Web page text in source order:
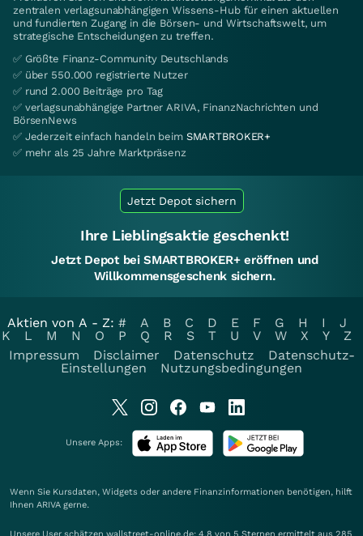
zentralen verlagsunabhängigen Wissens-Hub für einen aktuellen
und fundierten Zugang in die Börsen- und Wirtschaftswelt, um
strategische Entscheidungen zu treffen.
✅ Größte Finanz-Community Deutschlands
✅ über 550.000 registrierte Nutzer
✅ rund 2.000 Beiträge pro Tag
✅ verlagsunabhängige Partner ARIVA, FinanzNachrichten und
BörsenNews
✅ Jederzeit einfach handeln beim SMARTBROKER+
✅ mehr als 25 Jahre Marktpräsenz
Jetzt Depot sichern
Ihre Lieblingsaktie geschenkt!
Jetzt Depot bei SMARTBROKER+ eröffnen und
Willkommensgeschenk sichern.
Aktien von A - Z: # A B C D E F G H I
J
K
L M N O P Q R S T U V W X Y
Z
Impressum
Disclaimer Datenschutz
Datenschutz-
Einstellungen
Nutzungsbedingungen
Unsere Apps:
Wenn Sie Kursdaten, Widgets oder andere Finanzinformationen benötigen, hilft
Ihnen ARIVA gerne.